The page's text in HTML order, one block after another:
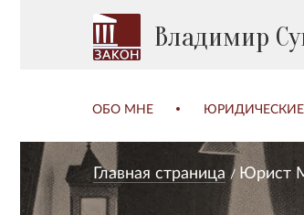
Владимир
ОБО МНЕ
Главная страница Юрист